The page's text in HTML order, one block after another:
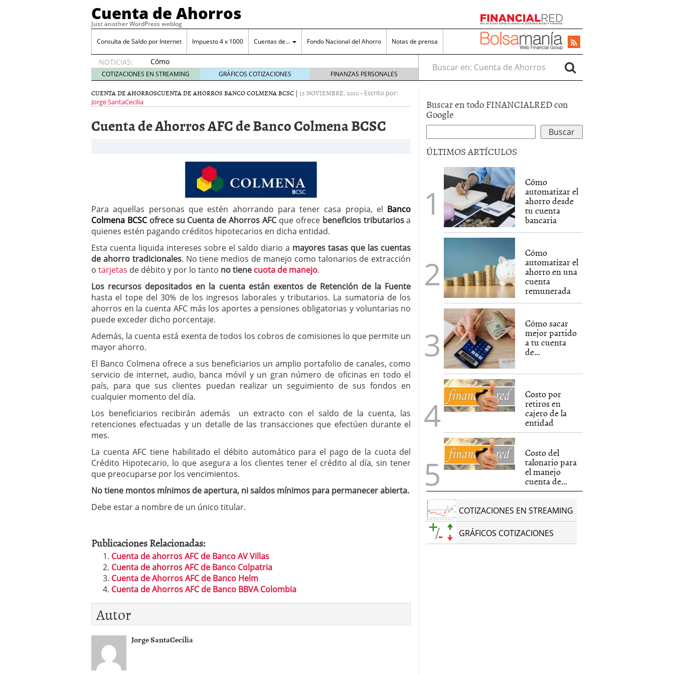
Cuenta de Ahorros
Just another WordPress weblog
Consulta de Saldo por Internet Impuesto 4 x 1000 Cuentas de… Fondo Nacional del Ahorro Notas de prensa
NOTICIAS:
Cómo
automatizar
el ahorro
desde tu
octubre
31, 2024
Costo por retiros en cajero de la entidad junio 15, 2017
Costo del talonario para el manejo cuenta de ahorros
COTIZACIONES EN STREAMING GRÁFICOS COTIZACIONES FINANZAS PERSONALES
Buscar en:
CUENTA DE AHORROSCUENTA DE AHORROS BANCO COLMENA BCSC | 15 NOVIEMBRE, 2010- Escrito por:
Jorge SantaCecilia
Cuenta de Ahorros AFC de Banco Colmena BCSC
Para aquellas personas que estén ahorrando para tener casa propia, el Banco
Colmena BCSCofrece su Cuenta de Ahorros AFCque ofrece beneficios tributariosa
quienes estén pagando créditos hipotecarios en dicha entidad.
Esta cuenta liquida intereses sobre el saldo diario a mayores tasas que las cuentas
de ahorro tradicionales. No tiene medios de manejo como talonarios de extracción
o tarjetas de débito y por lo tanto no tiene cuota de manejo.
Los recursos depositados en la cuenta están exentos de Retención de la Fuente
hasta el tope del 30% de los ingresos laborales y tributarios. La sumatoria de los
ahorros en la cuenta AFC más los aportes a pensiones obligatorias y voluntarias no
puede exceder dicho porcentaje.
Además, la cuenta está exenta de todos los cobros de comisiones lo que permite un
mayor ahorro.
El Banco Colmena ofrece a sus beneficiarios un amplio portafolio de canales, como
servicio de internet, audio, banca móvil y un gran número de oficinas en todo el
país, para que sus clientes puedan realizar un seguimiento de sus fondos en
cualquier momento del día.
Los beneficiarios recibirán además un extracto con el saldo de la cuenta, las
retenciones efectuadas y un detalle de las transacciones que efectúen durante el
mes.
La cuenta AFC tiene habilitado el débito automático para el pago de la cuota del
Crédito Hipotecario, lo que asegura a los clientes tener el crédito al día, sin tener
que preocuparse por los vencimientos.
No tiene montos mínimos de apertura, ni saldos mínimos para permanecer abierta.
Debe estar a nombre de un único titular.
Publicaciones Relacionadas:
Cuenta de ahorros AFC de Banco AV Villas
Cuenta de ahorros AFC de Banco Colpatria
Cuenta de Ahorros AFC de Banco Helm
Cuenta de Ahorros AFC de Banco BBVA Colombia
Autor
Jorge SantaCecilia
Buscar en todo FINANCIALRED con
Google
ÚLTIMOS ARTÍCULOS
Cómo
automatizar el
ahorro desde
tu cuenta
bancaria
Cómo
automatizar el
ahorro en una
cuenta
remunerada
Cómo sacar
mejor partido
a tu cuenta
de...
Costo por
retiros en
cajero de la
entidad
Costo del
talonario para
el manejo
cuenta de...
COTIZACIONES EN STREAMING
GRÁFICOS COTIZACIONES